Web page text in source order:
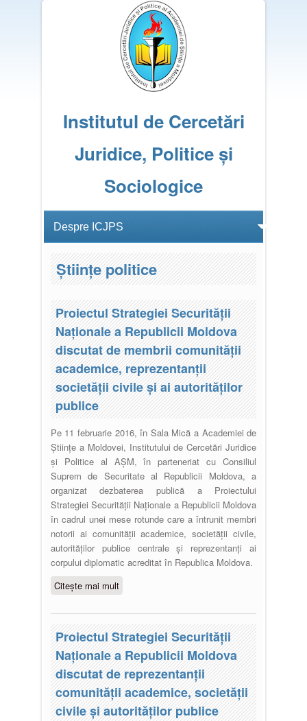
Institutul de Cercetări
Juridice, Politice și
Sociologice
Științe politice
Proiectul Strategiei Securității
Naționale a Republicii Moldova
discutat de membrii comunității
academice, reprezentanții
societății civile și ai autorităților
publice
Pe 11 februarie 2016, în Sala Mică a Academiei de
Științe a Moldovei, Institutului de Cercetări Juridice
şi Politice al AŞM, în parteneriat cu Consiliul
Suprem de Securitate al Republicii Moldova, a
organizat dezbaterea publică a Proiectului
Strategiei Securității Naționale a Republicii Moldova
în cadrul unei mese rotunde care a întrunit membri
notorii ai comunității academice, societății civile,
autorităților publice centrale și reprezentanți ai
corpului diplomatic acreditat în Republica Moldova.
Citește mai multdespre Proiectul Strategiei
Moldova discutat de membrii
comunității academice,
reprezentanții societății civile și ai
autorităților publice
Proiectul Strategiei Securității
Naționale a Republicii Moldova
discutat de reprezentanții
comunității academice, societății
civile și autorităților publice